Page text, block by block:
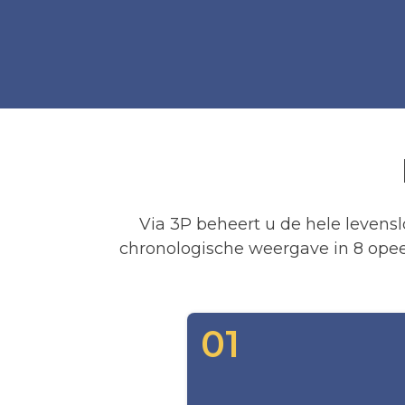
Via 3P beheert u de hele
chronologische weergave in 8
01